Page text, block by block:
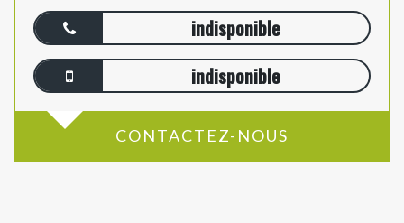
indisponible
indisponible
CONTACTEZ-NOUS